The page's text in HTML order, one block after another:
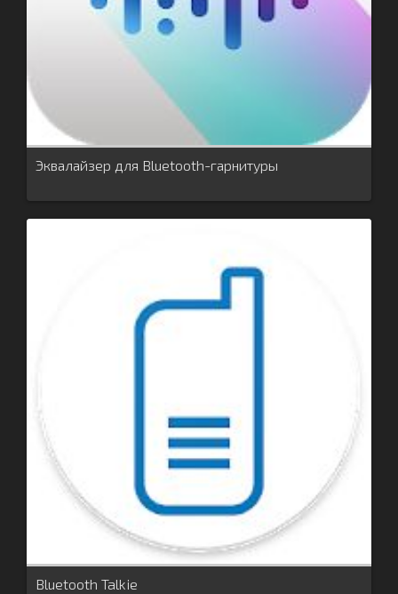
Эквалайзер для Bluetooth-гарнитуры
Bluetooth Talkie